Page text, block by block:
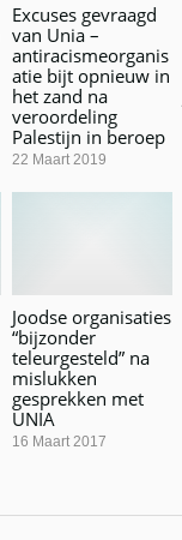
Excuses gevraagd
van Unia –
antiracismeorganis
atie bijt opnieuw in
het zand na
veroordeling
Palestijn in beroep
22 Maart 2019
Joodse organisaties
“bijzonder
teleurgesteld” na
mislukken
gesprekken met
UNIA
16 Maart 2017